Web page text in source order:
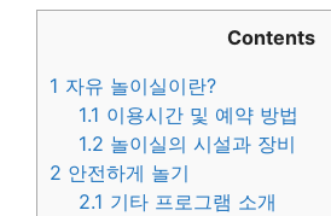
Contents
1 자유 놀이실이란?
1.1 이용시간 및 예약 방법
1.2 놀이실의 시설과 장비
2 안전하게 놀기
2.1 기타 프로그램 소개